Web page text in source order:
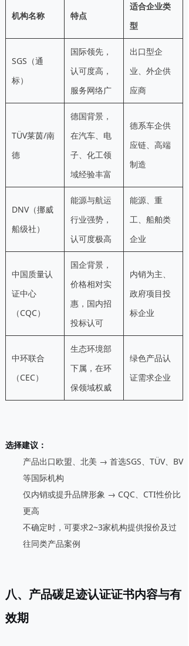
机构名称 特点
适合企业类
型
SGS（通
标）
国际领先，
认可度高，
服务网络广
出口型企
业、外企供
应商
TÜV莱茵/南
德
德国背景，
在汽车、电
子、化工领
域经验丰富
德系车企供
应链、高端
制造
DNV（挪威
船级社）
能源与航运
行业强势，
认可度极高
能源、重
工、船舶类
企业
中国质量认
证中心
（CQC）
国企背景，
价格相对实
惠，国内招
投标认可
内销为主、
政府项目投
标企业
中环联合
（CEC）
生态环境部
下属，在环
保领域权威
绿色产品认
证需求企业
选择建议 ：
产品出口欧盟、北美 → 首选SGS、TÜV、BV
等国际机构
仅内销或提升品牌形象 → CQC、CTI性价比
更高
不确定时，可要求2~3家机构提供报价及过
往同类产品案例
八、产品碳足迹认证证书内容与有
效期